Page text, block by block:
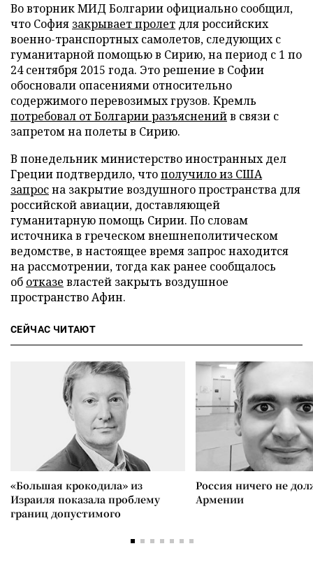
Во вторник МИД Болгарии официально сообщил,
что София закрывает пролет для российских
военно-транспортных самолетов, следующих с
гуманитарной помощью в Сирию, на период с 1 по
24 сентября 2015 года. Это решение в Софии
обосновали опасениями относительно
содержимого перевозимых грузов. Кремль
потребовал от Болгарии разъясненийв связи с
запретом на полеты в Сирию.
В понедельник министерство иностранных дел
Греции подтвердило, чтополучило из США
запросна закрытие воздушного пространства для
российской авиации, доставляющей
гуманитарную помощь Сирии. По словам
источника в греческом внешнеполитическом
ведомстве, в настоящее время запрос находится
на рассмотрении, тогда как ранее сообщалось
об отказе властей закрыть воздушное
пространство Афин.
СЕЙЧАС ЧИТАЮТ
«Большая крокодила» из
Израиля показала проблему
границ допустимого
Россия ничего не
Армении